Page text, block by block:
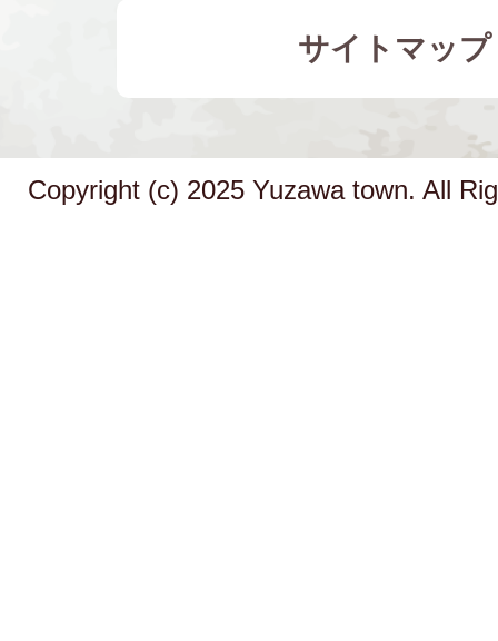
サイトマップ
Copyright (c) 2025 Yuzawa town. All